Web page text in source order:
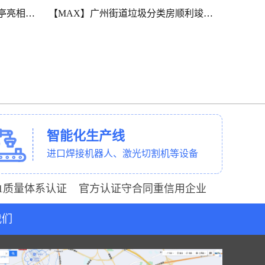
【MAX】广州市社区垃圾收集房生产动态（上） 【MAX】生产动态|广州市社区垃圾分类房建设中
智能化生产线
进口焊接机器人、激光切割机等设备
量体系认证 官方认证守合同重信用企业